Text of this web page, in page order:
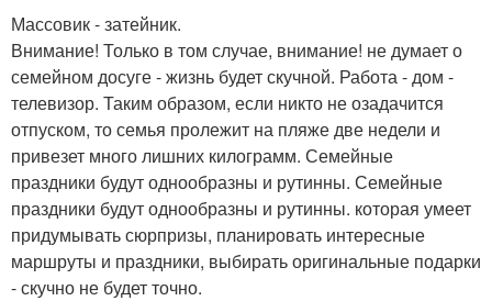
Массовик - затейник.
Внимание! Только в том случае, внимание! не думает о
семейном досуге - жизнь будет скучной. Работа - дом -
телевизор. Таким образом, если никто не озадачится
отпуском, то семья пролежит на пляже две недели и
привезет много лишних килограмм. Семейные
праздники будут однообразны и рутинны. Семейные
праздники будут однообразны и рутинны. которая умеет
придумывать сюрпризы, планировать интересные
маршруты и праздники, выбирать оригинальные подарки
- скучно не будет точно.